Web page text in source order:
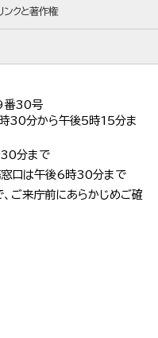
ンクと著作権
番30号
30分から午後5時15分ま
30分まで
窓口は午後6時30分まで
ご来庁前にあらかじめご確